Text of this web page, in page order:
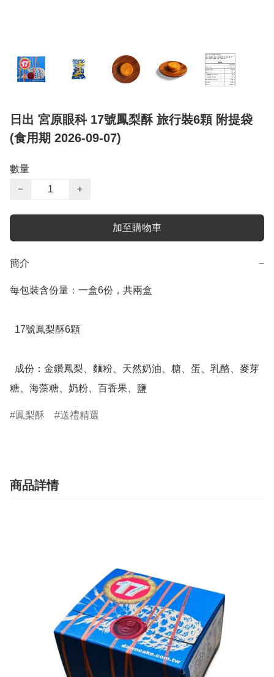
日出 宮原眼科 17號鳳梨酥 旅行裝6顆 附提袋
(食用期 2026-09-07)
數量
−
+
加至購物車
簡介 −
每包裝含份量：一盒6份，共兩盒
糖、海藻糖、奶粉、百香果、鹽
鳳梨酥 送禮精選
商品詳情